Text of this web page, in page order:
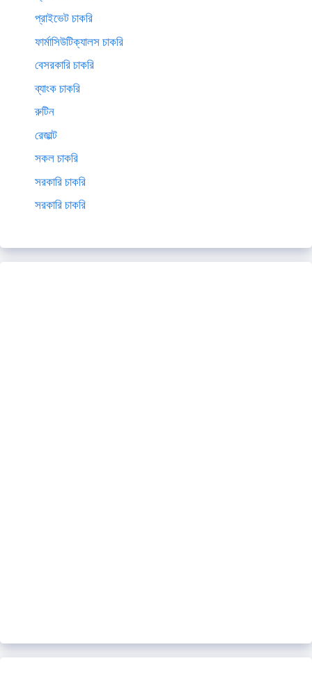
প্রাইভেট চাকরি
ফার্মাসিউটিক্যালস চাকরি
বেসরকারি চাকরি
ব্যাংক চাকরি
রুটিন
রেজাল্ট
সকল চাকরি
সরকারি চাকরি
সরকারি চাকরি